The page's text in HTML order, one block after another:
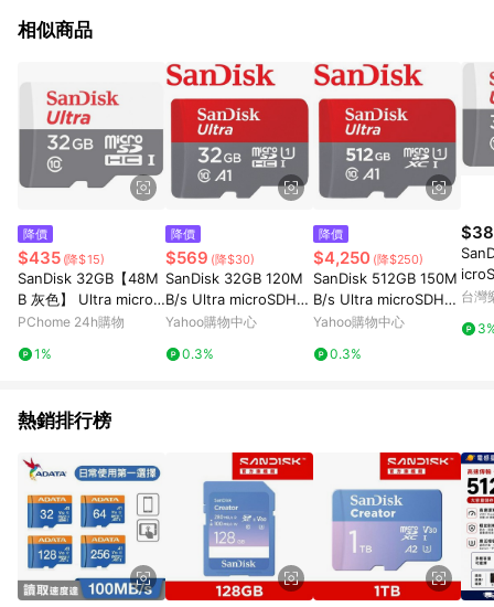
相似商品
降價
$435 (降$15)
SanDisk 32GB【48M
B 灰色】 Ultra microS
DHC UHS-I C10 記憶
PChome 24h購物
1%
降價
$569 (降$30)
SanDisk 32GB 120M
B/s Ultra microSDHC
U1 A1 記憶卡
Yahoo購物中心
0.3%
降價
$4,250 (降$250)
SanDisk 512GB 150M
B/s Ultra microSDHC
U1 A1 記憶卡
Yahoo購物中心
0.3%
MB/
HS-I
台灣
熱銷排行榜